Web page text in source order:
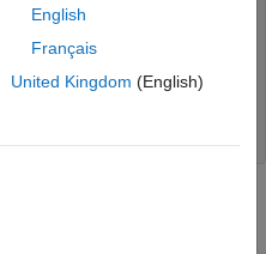
'temperature'
English
Français
United Kingdom (English)